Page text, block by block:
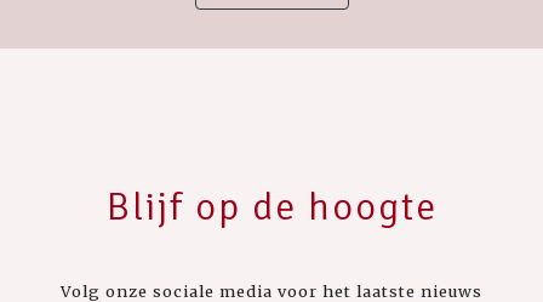
Blijf op de hoogte
Volg onze sociale media voor het laatste nieuws